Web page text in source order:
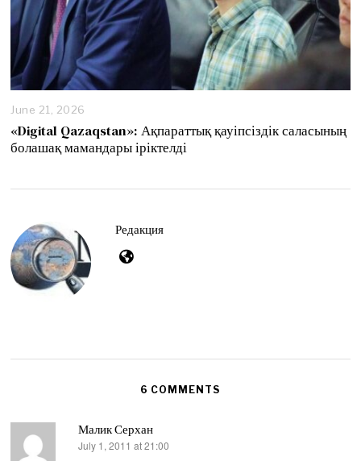
June 21, 2026
n
e
2
6
«Digital Qazaqstan»: Ақпараттық қауіпсіздік саласының
болашақ мамандары іріктелді
Редакция
6 COMMENTS
Малик Серхан
says:
July 1, 2011 at 21:00